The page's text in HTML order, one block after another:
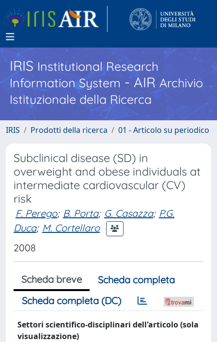
IRISInstitutional Research
Information System - AIR Archivio
Istituzionale della Ricerca
IRIS Prodotti della ricerca 01 - Articolo su periodico
Subclinical disease (SD) in
overweight and obese individuals at
intermediate cardiovascular (CV)
risk
F. Perego; B. Porta; G. Casazza; P.G.
Duca; M. Cortellaro
2008
Scheda breve
Scheda completa
Scheda completa (DC)
Settori scientifico-disciplinari dell'articolo (sola
visualizzazione)